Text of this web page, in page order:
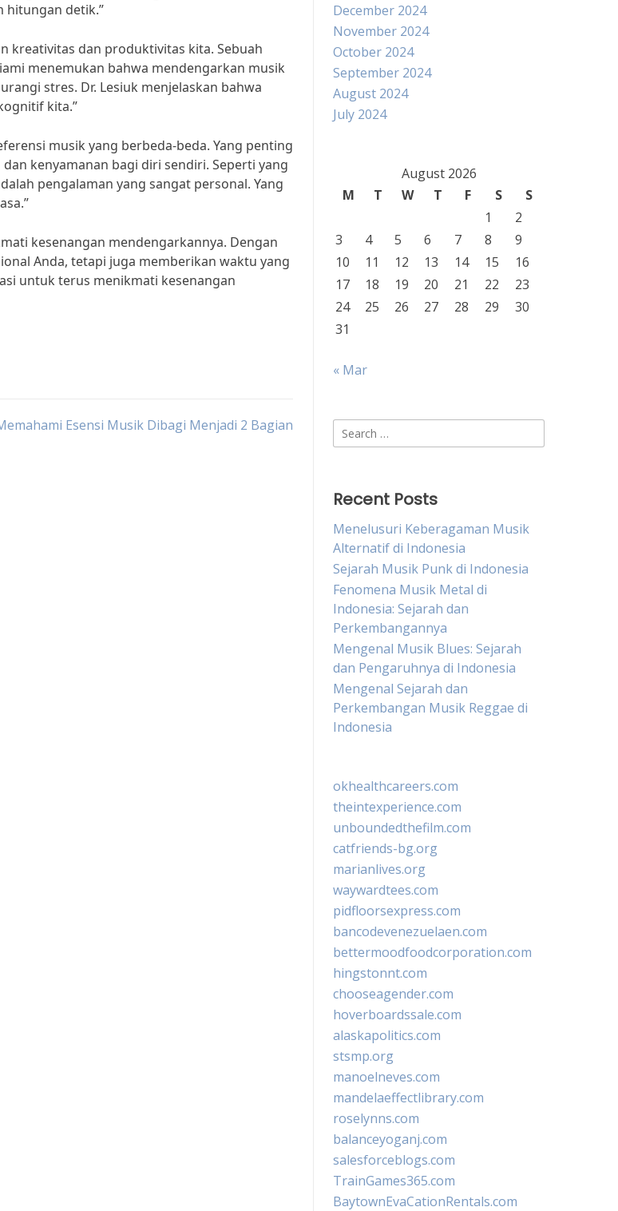
hitungan detik.”
kreativitas dan produktivitas kita. Sebuah
menemukan bahwa mendengarkan musik
stres. Dr. Lesiuk menjelaskan bahwa
kita.”
musik yang berbeda-beda. Yang penting
kenyamanan bagi diri sendiri. Seperti yang
pengalaman yang sangat personal. Yang
kesenangan mendengarkannya. Dengan
Anda, tetapi juga memberikan waktu yang
untuk terus menikmati kesenangan
Esensi Musik Dibagi Menjadi 2 Bagian
December 2024
November 2024
October 2024
September 2024
August 2024
July 2024
August 2026
M
T W T F S
S
1
2
3
4 5 6 7 8
9
10
11 12 13 14 15
16
17
18 19 20 21 22
23
24
25 26 27 28 29
30
31
« Mar
Search
for:
Recent Posts
Menelusuri Keberagaman Musik
Alternatif di Indonesia
Sejarah Musik Punk di Indonesia
Fenomena Musik Metal di
Indonesia: Sejarah dan
Perkembangannya
Mengenal Musik Blues: Sejarah
dan Pengaruhnya di Indonesia
Mengenal Sejarah dan
Perkembangan Musik Reggae di
Indonesia
okhealthcareers.com
theintexperience.com
unboundedthefilm.com
catfriends-bg.org
marianlives.org
waywardtees.com
pidfloorsexpress.com
bancodevenezuelaen.com
bettermoodfoodcorporation.com
hingstonnt.com
chooseagender.com
hoverboardssale.com
alaskapolitics.com
stsmp.org
manoelneves.com
mandelaeffectlibrary.com
roselynns.com
balanceyoganj.com
salesforceblogs.com
TrainGames365.com
BaytownEvaCationRentals.com